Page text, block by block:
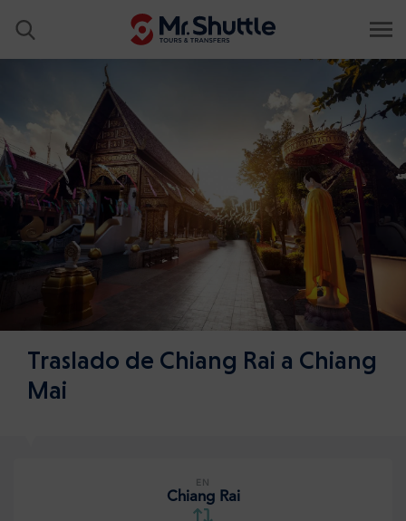
Traslado de Chiang Rai a Chiang
Mai
EN
Chiang Rai